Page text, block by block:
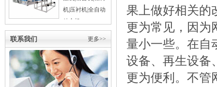
机|压衬机|全自动
粘合机
更多>>
联系我们
果上做好相关的
更为常见，因为
量小一些。在自
设备、再生设备
更为便利。不管